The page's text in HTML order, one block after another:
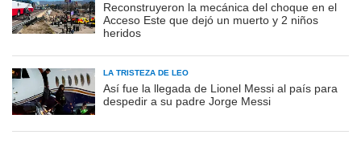
Reconstruyeron la mecánica del choque en el
Acceso Este que dejó un muerto y 2 niños
heridos
LA TRISTEZA DE LEO
Así fue la llegada de Lionel Messi al país para
despedir a su padre Jorge Messi